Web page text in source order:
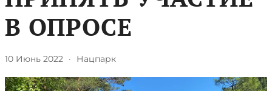
В ОПРОСЕ
10 Июнь 2022 · Нацпарк